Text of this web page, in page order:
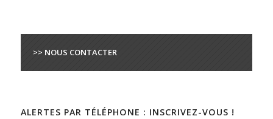
>> NOUS CONTACTER
ALERTES PAR TÉLÉPHONE : INSCRIVEZ-VOUS !